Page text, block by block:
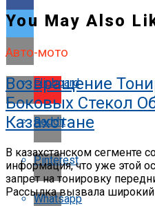
Flipboard
Reddit
Pinterest
Whatsapp
You May Also
Авто-мото
Возвращение
Боковых Стекол
Казахстане
В казахстанском сегменте
информация, что уже этой
запрет на тонировку
Рассылка вызвала широкий